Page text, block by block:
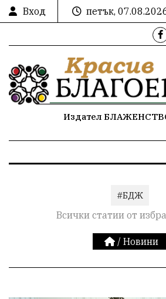
Вход
петък,
Издател
#БДЖ
Всички статии от
/ Новини